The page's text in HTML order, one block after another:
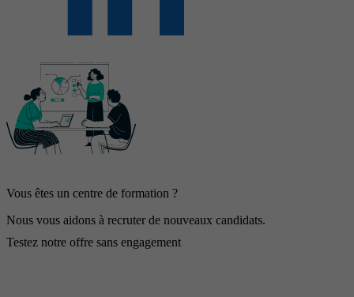
Vous êtes un centre de formation ?
Nous vous aidons à recruter de nouveaux candidats.
Testez notre offre sans engagement